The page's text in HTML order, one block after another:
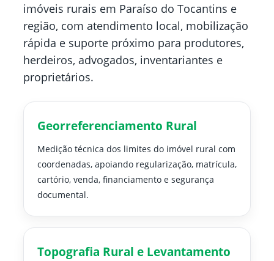
imóveis rurais em Paraíso do Tocantins e
região, com atendimento local, mobilização
rápida e suporte próximo para produtores,
herdeiros, advogados, inventariantes e
proprietários.
Georreferenciamento Rural
Medição técnica dos limites do imóvel rural com
coordenadas, apoiando regularização, matrícula,
cartório, venda, financiamento e segurança
documental.
Topografia Rural e Levantamento